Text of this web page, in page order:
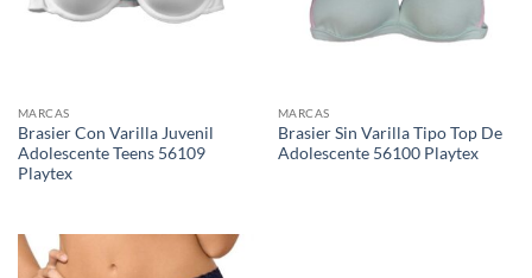
MARCAS
Brasier Con Varilla Juvenil
Adolescente Teens 56109
Playtex
MARCAS
Brasier Sin Varilla Tipo Top De
Adolescente 56100 Playtex